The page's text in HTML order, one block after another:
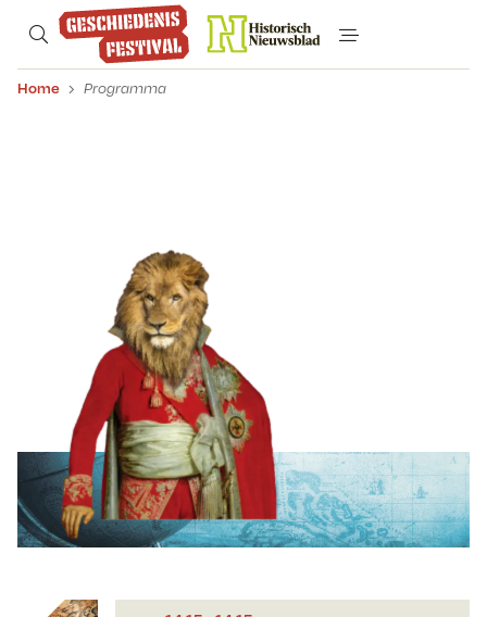
Home Programma